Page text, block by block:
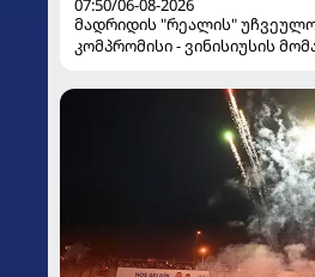
07:50/06-08-2026
მადრიდის "რეალის"
კომპრომისი - ვინისიუსის